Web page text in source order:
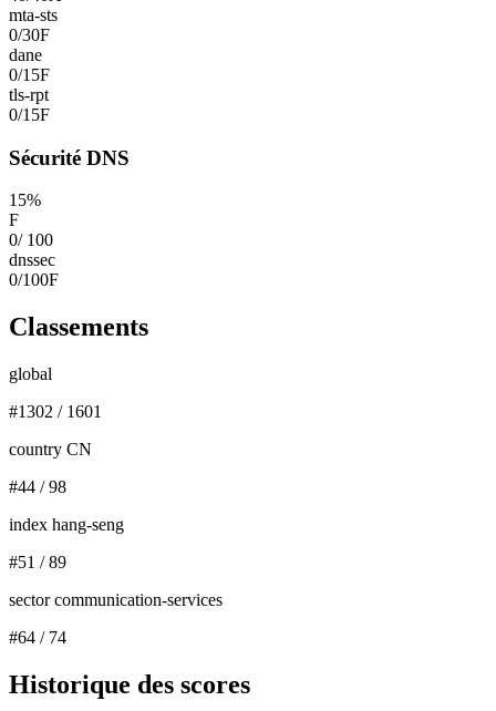
mta-sts
0/30F
dane
0/15F
tls-rpt
0/15F
Sécurité DNS
15%
F
0/ 100
dnssec
0/100F
Classements
global
#1302 / 1601
country CN
#44 /98
index hang-seng
#51 /89
sector communication-services
#64 / 74
Historique des scores